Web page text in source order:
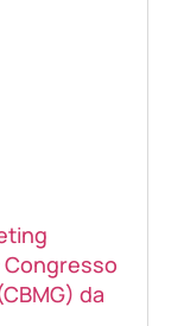
Congresso
da